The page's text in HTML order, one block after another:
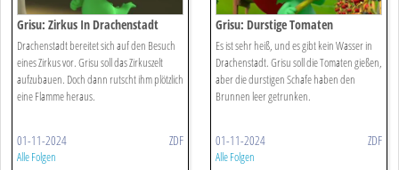
Grisu: Zirkus In Drachenstadt
Drachenstadt bereitet sich auf den Besuch
eines Zirkus vor. Grisu soll das Zirkuszelt
aufzubauen. Doch dann rutscht ihm plötzlich
eine Flamme heraus.
01-11-2024 ZDF
Alle Folgen
Grisu: Durstige Tomaten
Es ist sehr heiß, und es gibt kein Wasser in
Drachenstadt. Grisu soll die Tomaten gießen,
aber die durstigen Schafe haben den
Brunnen leer getrunken.
01-11-2024 ZDF
Alle Folgen